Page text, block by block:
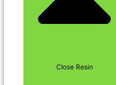
Close Resin